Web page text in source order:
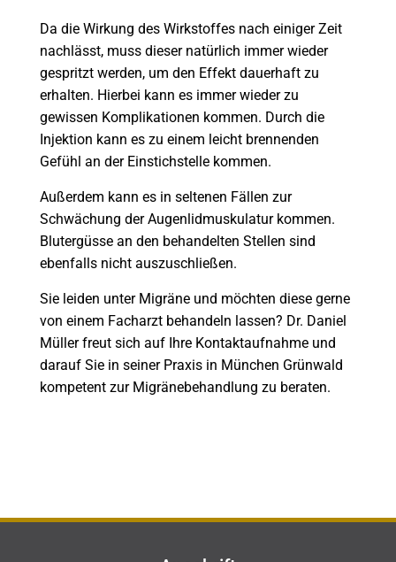
Da die Wirkung des Wirkstoffes nach einiger Zeit
nachlässt, muss dieser natürlich immer wieder
gespritzt werden, um den Effekt dauerhaft zu
erhalten. Hierbei kann es immer wieder zu
gewissen Komplikationen kommen. Durch die
Injektion kann es zu einem leicht brennenden
Gefühl an der Einstichstelle kommen.
Außerdem kann es in seltenen Fällen zur
Schwächung der Augenlidmuskulatur kommen.
Blutergüsse an den behandelten Stellen sind
ebenfalls nicht auszuschließen.
Sie leiden unter Migräne und möchten diese gerne
von einem Facharzt behandeln lassen? Dr. Daniel
Müller freut sich auf Ihre Kontaktaufnahme und
darauf Sie in seiner Praxis in München Grünwald
kompetent zur Migränebehandlung zu beraten.